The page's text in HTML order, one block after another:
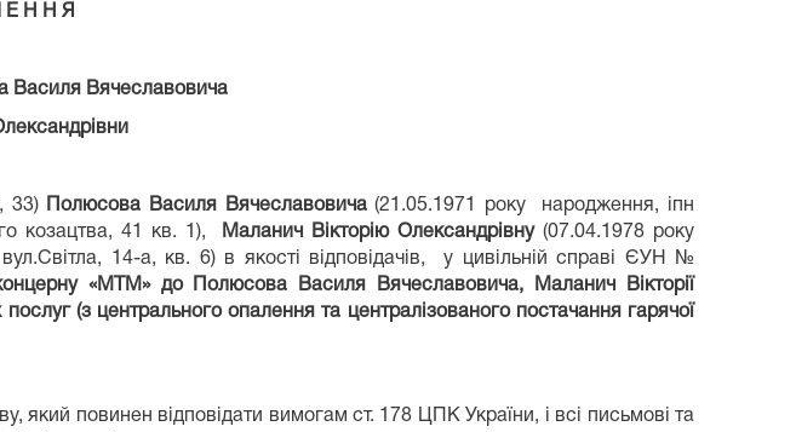
Н Н Я
Василя Вячеславовича
33) Полюсова Василя Вячеславовича(21.05.1971 року народження, іпн
козацтва, 41 кв. 1),
Маланич Вікторію Олександрівну(07.04.1978 року
14-а, кв. 6) в якості відповідачів, у цивільній справі ЄУН №
концерну «МТМ» до Полюсова Василя Вячеславовича, Маланич Вікторії
(з центрального опалення та централізованого постачання гарячої
який повинен відповідати вимогам ст. 178 ЦПК України, і всі письмові та